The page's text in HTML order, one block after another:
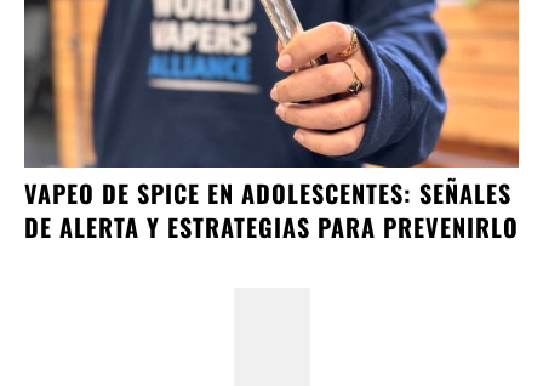
VAPEO DE SPICE EN ADOLESCENTES: SEÑALES
DE ALERTA Y ESTRATEGIAS PARA PREVENIRLO